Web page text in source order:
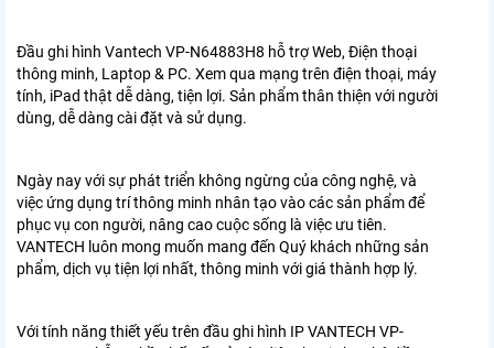
Đầu ghi hình Vantech VP-N64883H8 hỗ trợ Web, Điện thoại
thông minh, Laptop & PC. Xem qua mạng trên điện thoại, máy
tính, iPad thật dễ dàng, tiện lợi. Sản phẩm thân thiện với người
dùng, dễ dàng cài đặt và sử dụng.
Ngày nay với sự phát triển không ngừng của công nghệ, và
việc ứng dụng trí thông minh nhân tạo vào các sản phẩm để
phục vụ con người, nâng cao cuộc sống là việc ưu tiên.
VANTECH luôn mong muốn mang đến Quý khách những sản
phẩm, dịch vụ tiện lợi nhất, thông minh với giá thành hợp lý.
Với tính năng thiết yếu trên đầu ghi hình IP VANTECH VP-